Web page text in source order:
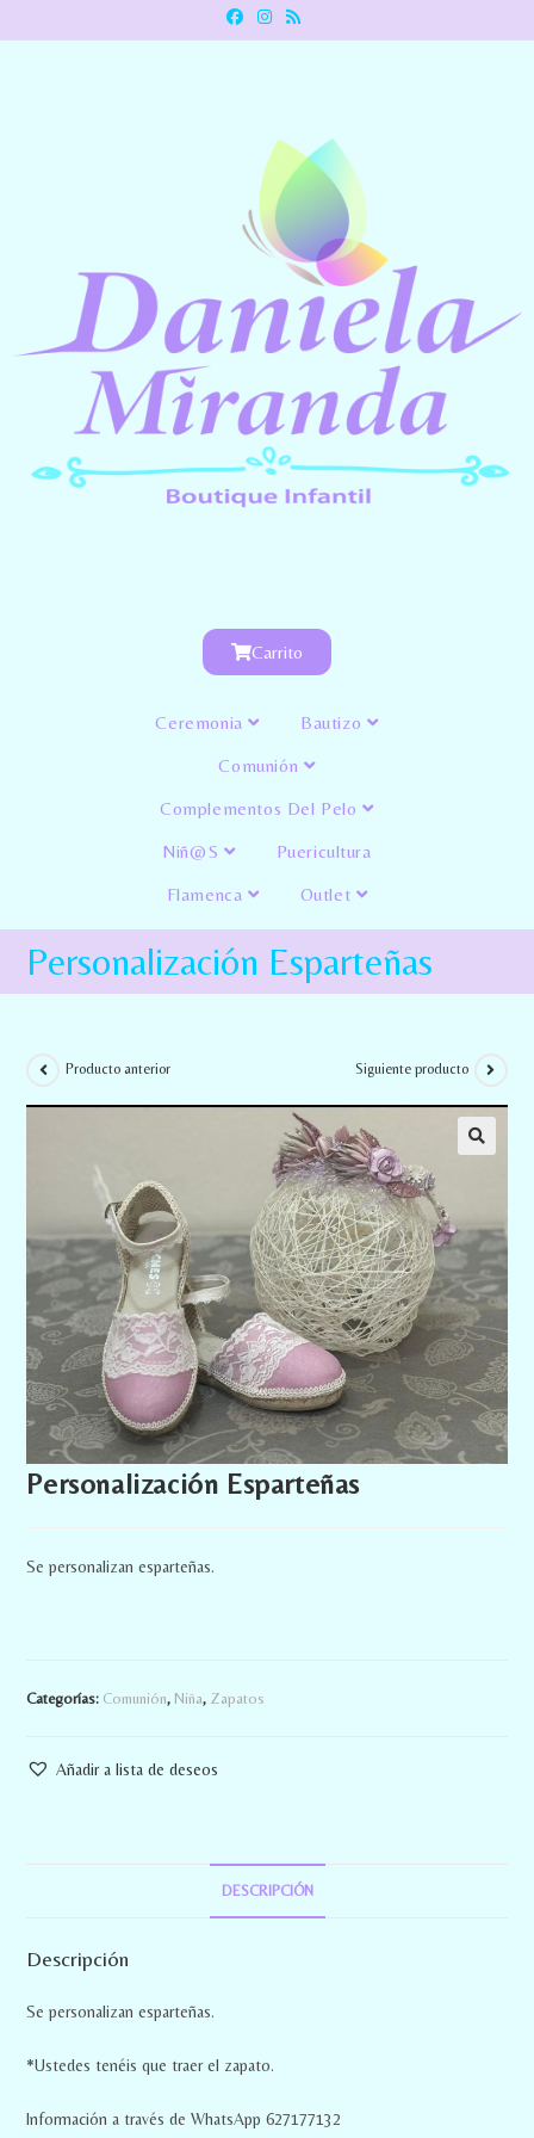
Carrito
Ceremonia Bautizo
Comunión
Complementos Del Pelo
Niñ@s Puericultura
Flamenca Outlet
Personalización Esparteñas
Producto anterior Siguiente producto
Personalización Esparteñas
Se personalizan esparteñas.
Categorías: Comunión, Niña, Zapatos
Añadir a lista de deseos
DESCRIPCIÓN
Descripción
Se personalizan esparteñas.
*Ustedes tenéis que traer el zapato.
Información a través de WhatsApp 627177132